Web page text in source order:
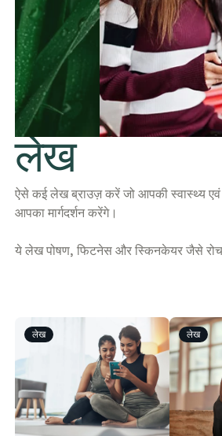
लेख
ऐसे कई लेख ब्राउज़ करें जो आपकी स्वास्थ्य एवं
आपका मार्गदर्शन करेंगे।
ये लेख पोषण, फिटनेस और स्किनकेयर जैसे
लेख लेख